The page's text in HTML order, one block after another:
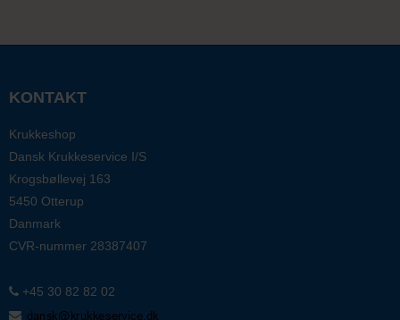
KONTAKT
Krukkeshop
Dansk Krukkeservice I/S
Krogsbøllevej 163
5450 Otterup
Danmark
CVR-nummer 28387407
+45 30 82 82 02